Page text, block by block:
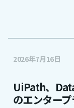
2026年7月16日
UiPath、
のエンター